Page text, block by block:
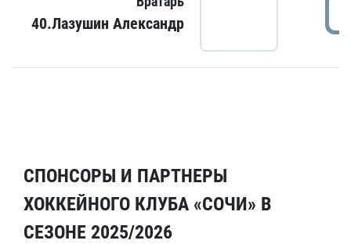
40.Лазушин Александр
СПОНСОРЫ И ПАРТНЕРЫ
ХОККЕЙНОГО КЛУБА «СОЧИ» В
СЕЗОНЕ 2025/2026